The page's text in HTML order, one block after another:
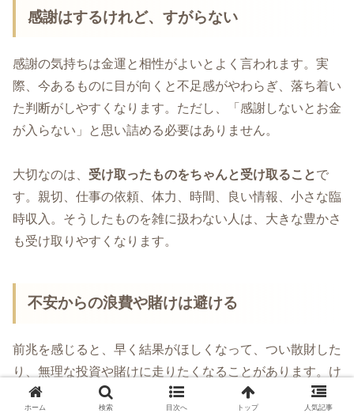
感謝はするけれど、すがらない
感謝の気持ちは金運と相性がよいとよく言われます。実
際、今あるものに目が向くと不足感がやわらぎ、落ち着い
た判断がしやすくなります。ただし、「感謝しないとお金
が入らない」と思い詰める必要はありません。
大切なのは、 受け取ったものをちゃんと受け取ることで
す。親切、仕事の依頼、体力、時間、良い情報、小さな臨
時収入。そうしたものを雑に扱わない人は、大きな豊かさ
も受け取りやすくなります。
不安からの浪費や賭けは避ける
前兆を感じると、早く結果がほしくなって、つい散財した
り、無理な投資や賭けに走りたくなることがあります。け
れどそれは、前兆を活かすというより、 不安に振り回され
ホーム 検索 目次へ トップ 人気記事